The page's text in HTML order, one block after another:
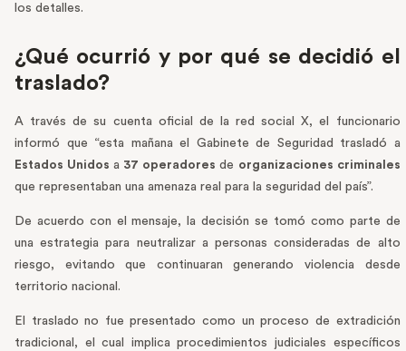
los detalles.
¿Qué ocurrió y por qué se decidió el
traslado?
A través de su cuenta oficial de la red social X, el funcionario
informó que “esta mañana el Gabinete de Seguridad trasladó a
Estados Unidos a 37 operadores de organizaciones criminales
que representaban una amenaza real para la seguridad del país”.
De acuerdo con el mensaje, la decisión se tomó como parte de
una estrategia para neutralizar a personas consideradas de alto
riesgo, evitando que continuaran generando violencia desde
territorio nacional.
El traslado no fue presentado como un proceso de extradición
tradicional, el cual implica procedimientos judiciales específicos